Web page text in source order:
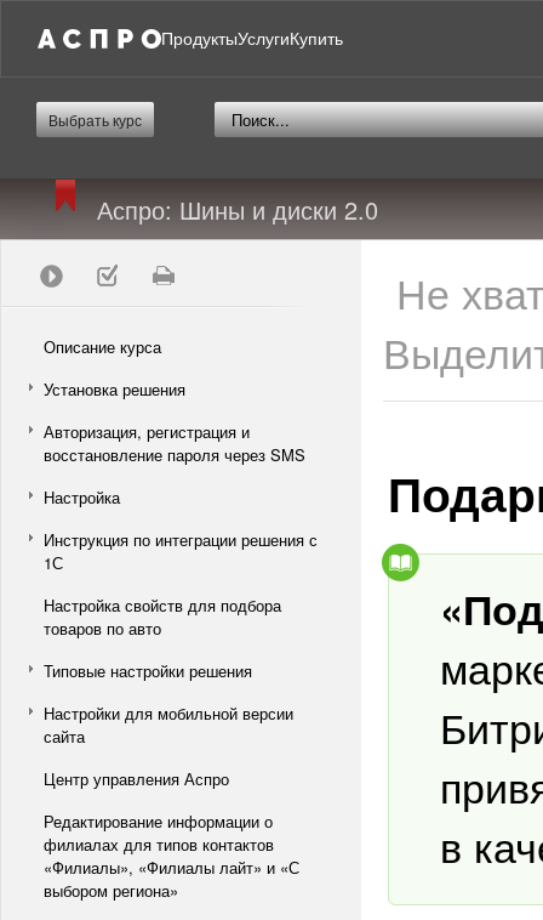
ПродуктыУслугиКупить
Выбрать курс
Аспро: Шины и диски 2.0
Описание курса
Установка решения
Авторизация, регистрация и
восстановление пароля через SMS
Настройка
Инструкция по интеграции решения с
1С
Настройка свойств для подбора
товаров по авто
Типовые настройки решения
Настройки для мобильной версии
сайта
Центр управления Аспро
Редактирование информации о
филиалах для типов контактов
«Филиалы», «Филиалы лайт» и «С
выбором региона»
Не
в